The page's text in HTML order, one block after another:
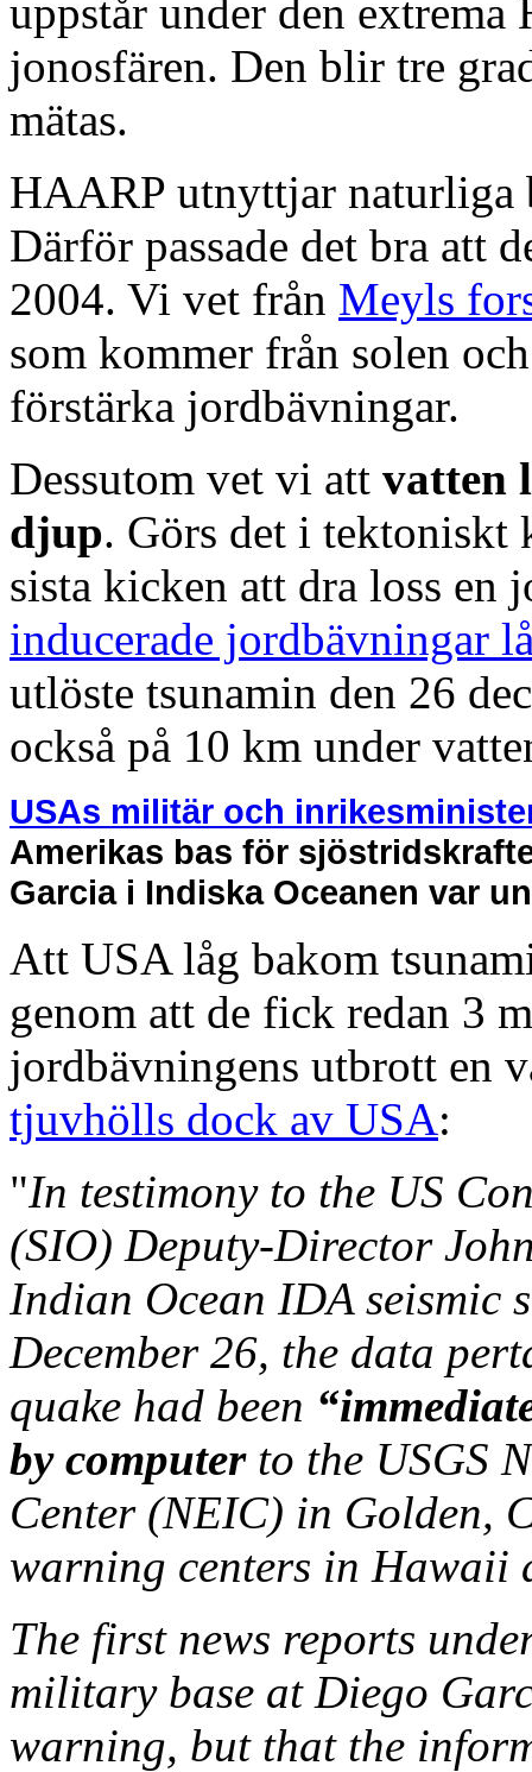
uppstår under den
jonosfären. Den blir tre
mätas.
HAARP utnyttjar naturliga
Därför passade det bra att
2004. Vi vet från Meyls
som kommer från solen
förstärka jordbävningar.
Dessutom vet vi att vatten
djup. Görs det i tektoniskt
sista kicken att dra loss en
inducerade jordbävningar
utlöste tsunamin den 26
också på 10 km under
USAs militär och
Amerikas bas för
Garcia i Indiska Oceanen var
Att USA låg bakom
genom att de fick redan 3
jordbävningens utbrott en
tjuvhölls dock av USA:
"In testimony to the US
(SIO) Deputy-Director
Indian Ocean IDA seismic
December 26, the data
quake had been
by computerto the USGS
Center (NEIC) in Golden,
warning centers in Hawaii
The first news reports
military base at Diego
warning, but that the